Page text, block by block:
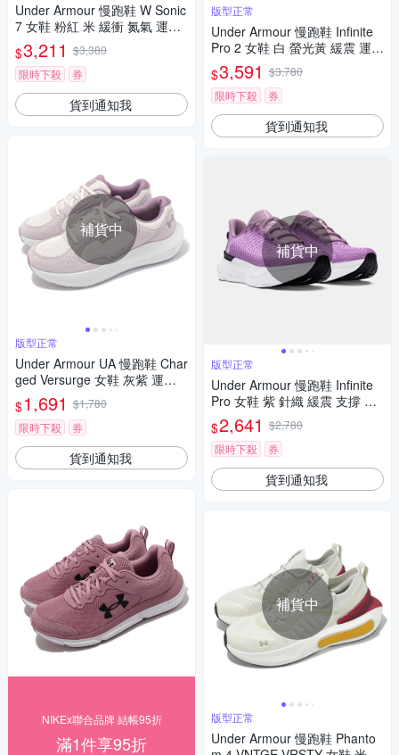
Under Armour 慢跑鞋 W Sonic
7 女鞋 粉紅 米 緩衝 氮氣 運動
鞋 UA 3028003673
$3,211 $3,380
限時下殺
券
貨到通知我
補貨中
版型正常
Under Armour UA 慢跑鞋 Char
ged Versurge 女鞋 灰紫 運動
鞋 緩震 回彈 UA 3028406289
$1,691 $1,780
限時下殺
券
貨到通知我
NIKEx聯合品牌 結帳95折
滿1件享95折
版型正常
Under Armour 慢跑鞋 Infinite
Pro 2 女鞋 白 螢光黃 緩震 運動
鞋 UA 3028177102
$3,591 $3,780
限時下殺
券
貨到通知我
補貨中
版型正常
Under Armour 慢跑鞋 Infinite
Pro 女鞋 紫 針織 緩震 支撐 厚
底 運動鞋 UA 3027200500
$2,641 $2,780
限時下殺
券
貨到通知我
補貨中
版型正常
Under Armour 慢跑鞋 Phanto